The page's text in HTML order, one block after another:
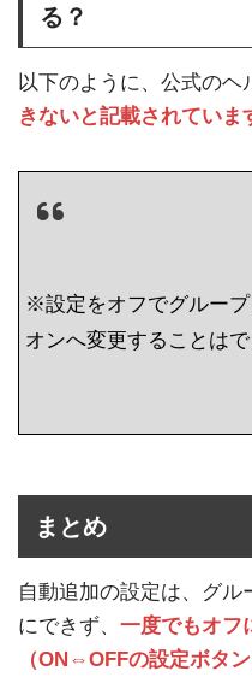
る？
以下のように、公式のヘ
きないと記載されていま
※設定をオフでグルー
オンへ変更することは
まとめ
自動追加の設定は、グ
にできず、 一度でもオフ
（ON⇔OFFの設定ボタン